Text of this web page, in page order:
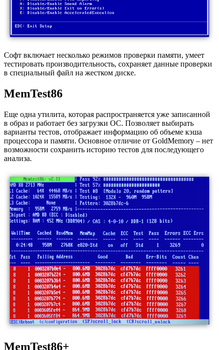
Софт включает несколько режимов проверки памяти, умеет
тестировать производительность, сохраняет данные проверки
в специальный файл на жестком диске.
MemTest86
Еще одна утилита, которая распространяется уже записанной
в образ и работает без загрузки ОС. Позволяет выбирать
варианты тестов, отображает информацию об объеме кэша
процессора и памяти. Основное отличие от GoldMemory – нет
возможности сохранить историю тестов для последующего
анализа.
MemTest86+